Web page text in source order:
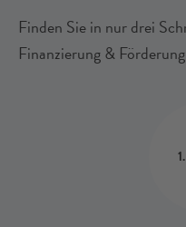
Finden Sie in nur drei
Finanzierung &
1.